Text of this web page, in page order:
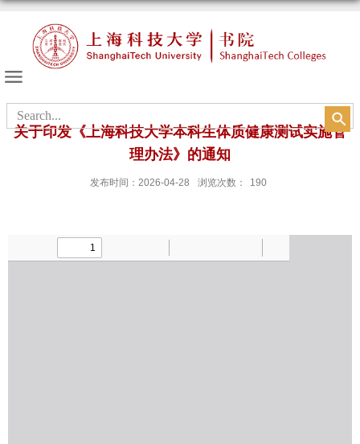
关于印发《上海科技大学本科生体质健康测试实施管
理办法》的通知
发布时间：2026-04-28 浏览次数： 190